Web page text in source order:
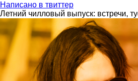
Написано в твиттер
Летний чилловый выпуск: встречи,